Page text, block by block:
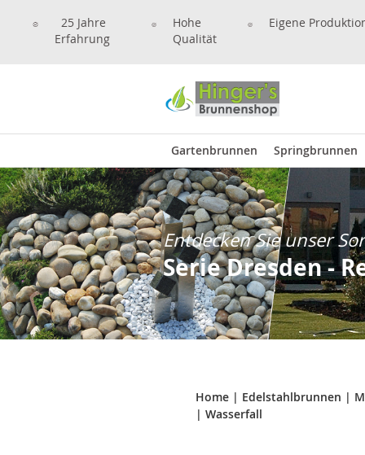
25 Jahre
Erfahrung
Hohe
Qualität
Eigene
Gartenbrunnen Springbrunnen
Entdecken Sie unser
Serie Dresden -
Home | Edelstahlbrunnen |
| Wasserfall